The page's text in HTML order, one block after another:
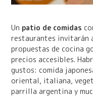
Un patio de comidas
restaurantes invitarán
propuestas de cocina
precios accesibles.
gustos: comida
oriental, italiana,
parrilla argentina y